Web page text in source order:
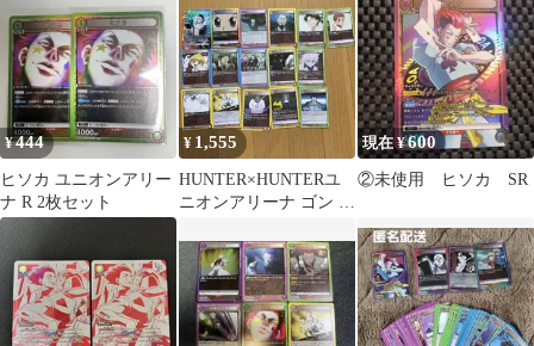
パラレル
¥444
ヒソカ ユニオンアリー
ナ R 2枚セット
¥ 1,555
HUNTER×HUNTERユ
ニオンアリーナ ゴン キ
ード
現在 ¥600
②未使用 ヒソカ SR